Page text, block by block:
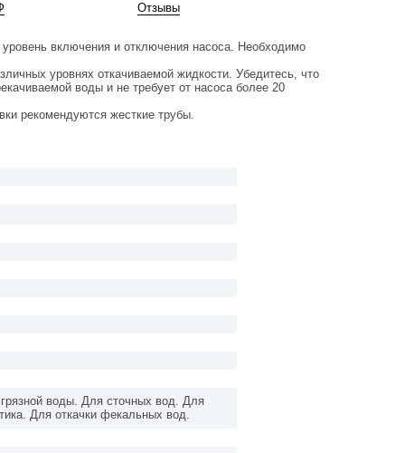
Отзывы
включения и отключения насоса. Необходимо
уровнях откачиваемой жидкости. Убедитесь, что
воды и не требует от насоса более 20
рекомендуются жесткие трубы.
воды. Для сточных вод. Для
Для откачки фекальных вод.